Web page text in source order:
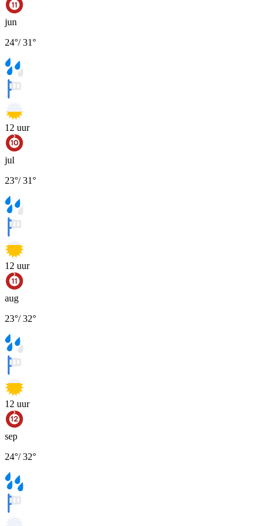
jun
24°/31°
12 uur
jul
23°/31°
12 uur
aug
23°/32°
12 uur
sep
24°/32°